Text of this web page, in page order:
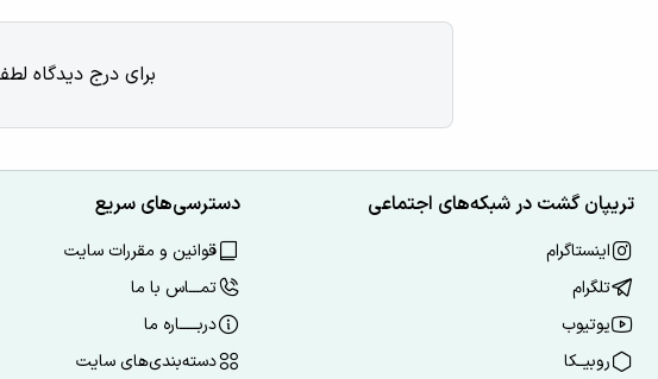
برای درج دیدگاه
تریپان گشت در شبکه‌های اجتماعی
اینستاگرام
تلگرام
یوتیوب
روبیــکا
دسترسی‌های سریع
قوانین و مقررات سایت
تمـــاس با ما
دربـــــاره ما
دسته‌بندی‌های سایت